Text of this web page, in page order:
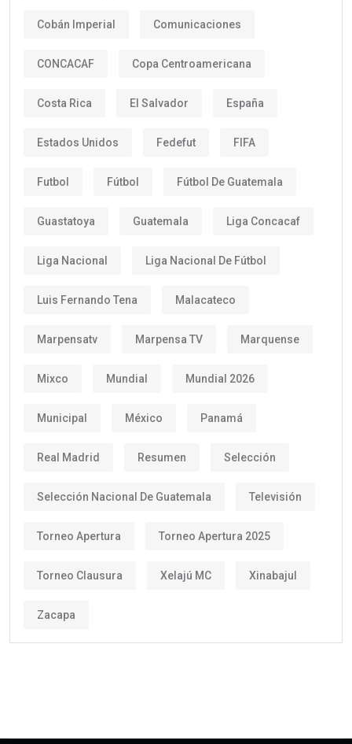
Cobán Imperial Comunicaciones
CONCACAF Copa Centroamericana
Costa Rica El Salvador España
Estados Unidos Fedefut FIFA
Futbol Fútbol Fútbol De Guatemala
Guastatoya Guatemala Liga Concacaf
Liga Nacional Liga Nacional De Fútbol
Luis Fernando Tena Malacateco
Marpensatv Marpensa TV Marquense
Mixco Mundial Mundial 2026
Municipal México Panamá
Real Madrid Resumen Selección
Selección Nacional De Guatemala Televisión
Torneo Apertura Torneo Apertura 2025
Torneo Clausura Xelajú MC Xinabajul
Zacapa